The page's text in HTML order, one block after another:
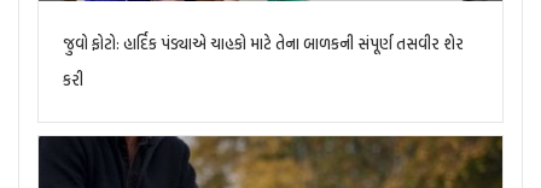
જુવો ફોટો: હાર્દિક પંડ્યાએ ચાહકો માટે તેના બાળકની સંપૂર્ણ તસવીર શેર
કરી